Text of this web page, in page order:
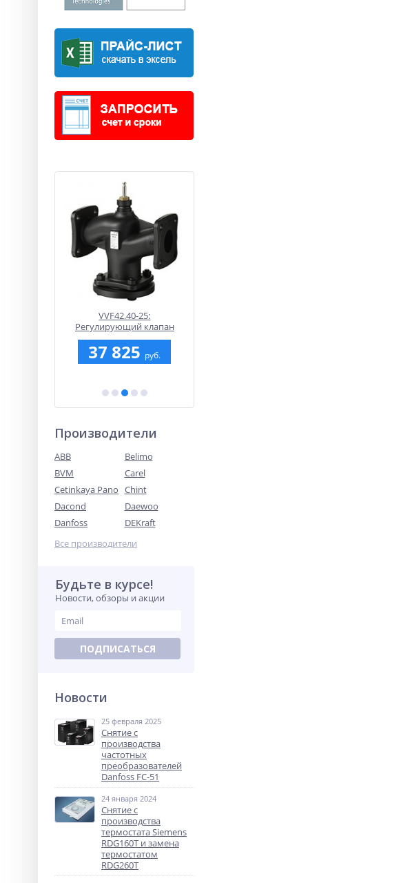
VVF42.40-25:
Регулирующий клапан
Siemens - 2-х ходовый,
cедельный, PN16, DN40,
Kvs25
37 825 руб.
Производители
ABB
Belimo
BVM
Carel
Cetinkaya Pano Chint
Dacond
Daewoo
Danfoss
DEKraft
Все производители
Будьте в курсе!
Новости, обзоры и акции
ПОДПИСАТЬСЯ
Новости
25 февраля 2025
Снятие с
производства
частотных
преобразователей
Danfoss FC-51
24 января 2024
Снятие с
производства
термостата Siemens
RDG160T и замена
термостатом
RDG260T